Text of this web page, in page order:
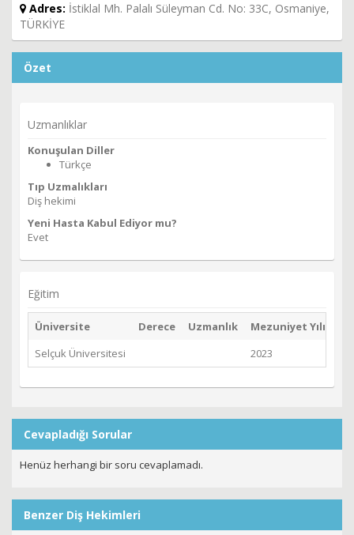
Adres: İstiklal Mh. Palalı Süleyman Cd. No: 33C, Osmaniye,
TÜRKİYE
Özet
Uzmanlıklar
Konuşulan Diller
Türkçe
Tıp Uzmalıkları
Diş hekimi
Yeni Hasta Kabul Ediyor mu?
Evet
Eğitim
Üniversite Derece Uzmanlık
Mezuniyet Yılı
Selçuk Üniversitesi
2023
Cevapladığı Sorular
Henüz herhangi bir soru cevaplamadı.
Benzer Diş Hekimleri